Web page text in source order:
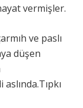
vermişler.
ve paslı
düşen